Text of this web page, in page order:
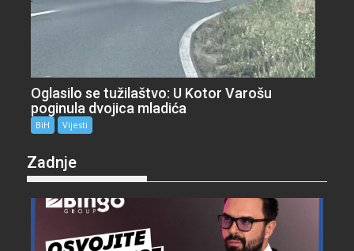
Oglasilo se tužilaštvo: U Kotor Varošu
poginula dvojica mladića
BiH Vijesti
Zadnje